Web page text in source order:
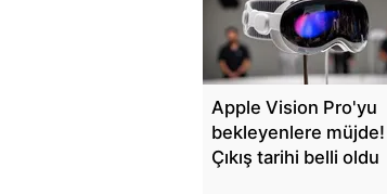
Apple Vision Pro'yu
bekleyenlere müjde!
Çıkış tarihi belli oldu